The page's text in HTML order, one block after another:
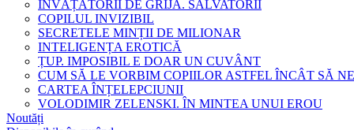
INVĂȚĂTORII DE GRIJĂ. SALVATORII
COPILUL INVIZIBIL
SECRETELE MINȚII DE MILIONAR
INTELIGENȚA EROTICĂ
ȚUP. IMPOSIBIL E DOAR UN CUVÂNT
CUM SĂ LE VORBIM COPIILOR ASTFEL ÎNCÂT SĂ
CARTEA ÎNȚELEPCIUNII
VOLODIMIR ZELENSKI. ÎN MINTEA UNUI EROU
Noutăți